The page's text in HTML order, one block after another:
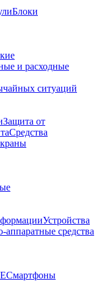
Блоки
и расходные
ситуаций
Защита от
Средства
Устройства
средства
Смартфоны